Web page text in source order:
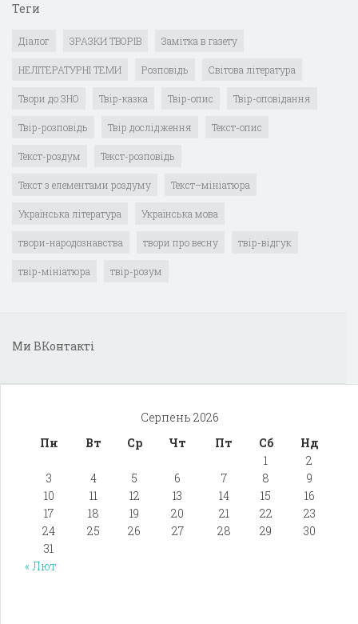
Теги
Діалог ЗРАЗКИ ТВОРІВ Замітка в газету
НЕЛІТЕРАТУРНІ ТЕМИ Розповідь Світова література
Твори до ЗНО Твір-казка Твір-опис Твір-оповідання
Твір-розповідь Твір дослідження Текст-опис
Текст-роздум Текст-розповідь
Текст з елементами роздуму Текст–мініатюра
Українська література Українська мова
твори-народознавства твори про весну твір-відгук
твір-мініатюра твір-розум
Ми ВКонтакті
Серпень 2026
Пн
Вт Ср Чт Пт Сб
Нд
1
2
3
4 5 6 7 8
9
10
11 12 13 14 15
16
17
18 19 20 21 22
23
24
25 26 27 28 29
30
31
« Лют